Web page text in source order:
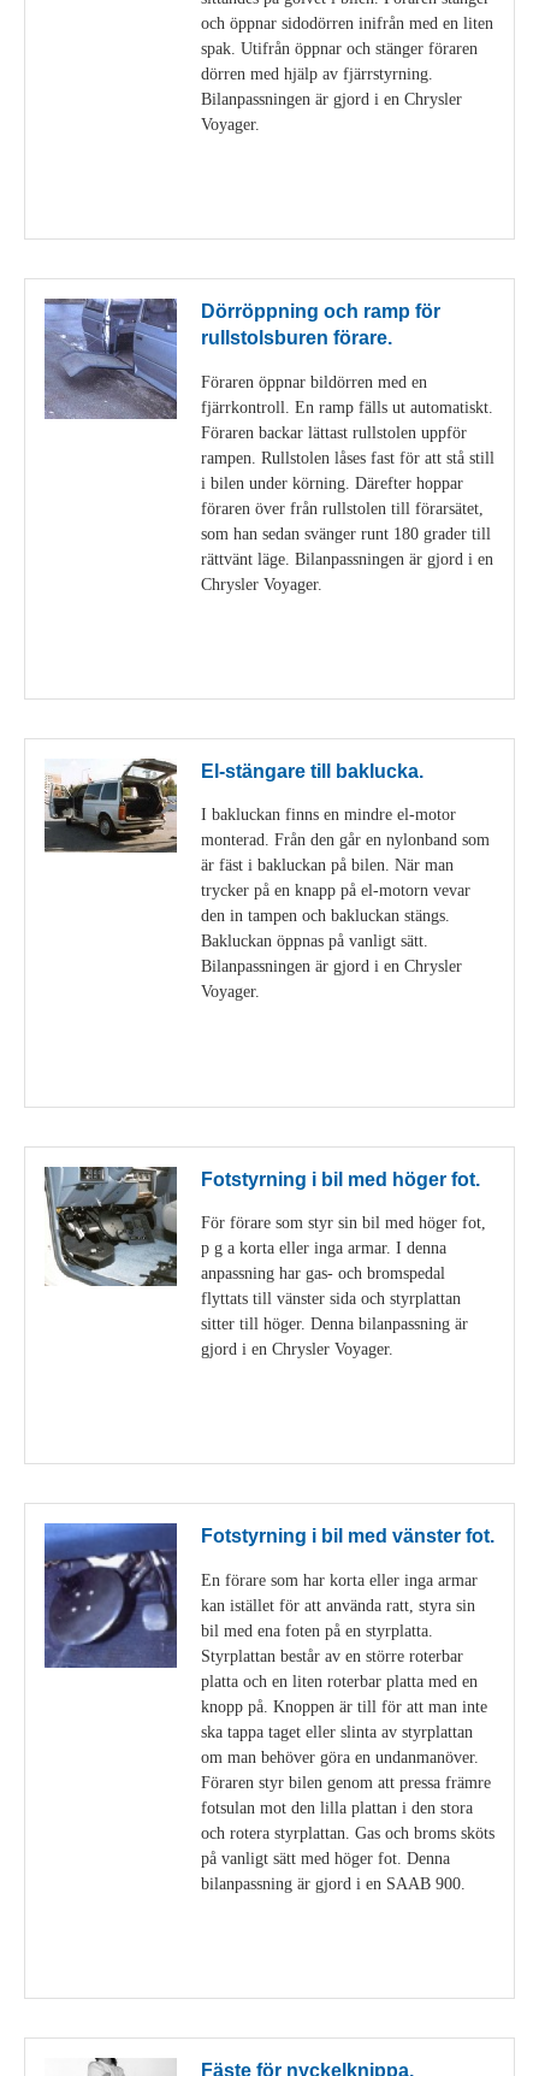
och öppnar sidodörren inifrån med en liten
spak. Utifrån öppnar och stänger föraren
dörren med hjälp av fjärrstyrning.
Bilanpassningen är gjord i en Chrysler
Voyager.
Dörröppning och ramp för
rullstolsburen förare.
Föraren öppnar bildörren med en
fjärrkontroll. En ramp fälls ut automatiskt.
Föraren backar lättast rullstolen uppför
rampen. Rullstolen låses fast för att stå still
i bilen under körning. Därefter hoppar
föraren över från rullstolen till förarsätet,
som han sedan svänger runt 180 grader till
rättvänt läge. Bilanpassningen är gjord i en
Chrysler Voyager.
El-stängare till baklucka.
I bakluckan finns en mindre el-motor
monterad. Från den går en nylonband som
är fäst i bakluckan på bilen. När man
trycker på en knapp på el-motorn vevar
den in tampen och bakluckan stängs.
Bakluckan öppnas på vanligt sätt.
Bilanpassningen är gjord i en Chrysler
Voyager.
Fotstyrning i bil med höger fot.
För förare som styr sin bil med höger fot,
p g a korta eller inga armar. I denna
anpassning har gas- och bromspedal
flyttats till vänster sida och styrplattan
sitter till höger. Denna bilanpassning är
gjord i en Chrysler Voyager.
Fotstyrning i bil med vänster fot.
En förare som har korta eller inga armar
kan istället för att använda ratt, styra sin
bil med ena foten på en styrplatta.
Styrplattan består av en större roterbar
platta och en liten roterbar platta med en
knopp på. Knoppen är till för att man inte
ska tappa taget eller slinta av styrplattan
om man behöver göra en undanmanöver.
Föraren styr bilen genom att pressa främre
fotsulan mot den lilla plattan i den stora
och rotera styrplattan. Gas och broms sköts
på vanligt sätt med höger fot. Denna
bilanpassning är gjord i en SAAB 900.
Fäste för nyckelknippa.